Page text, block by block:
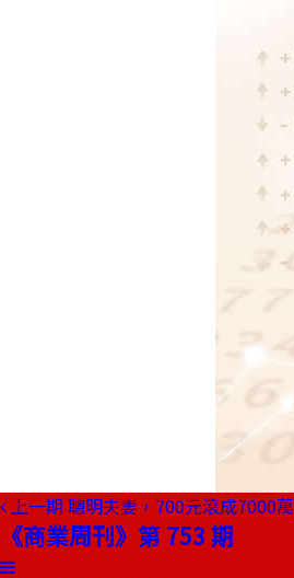
上一期 聰明夫妻，700元滾成7000萬
《商業周刊》第 753 期